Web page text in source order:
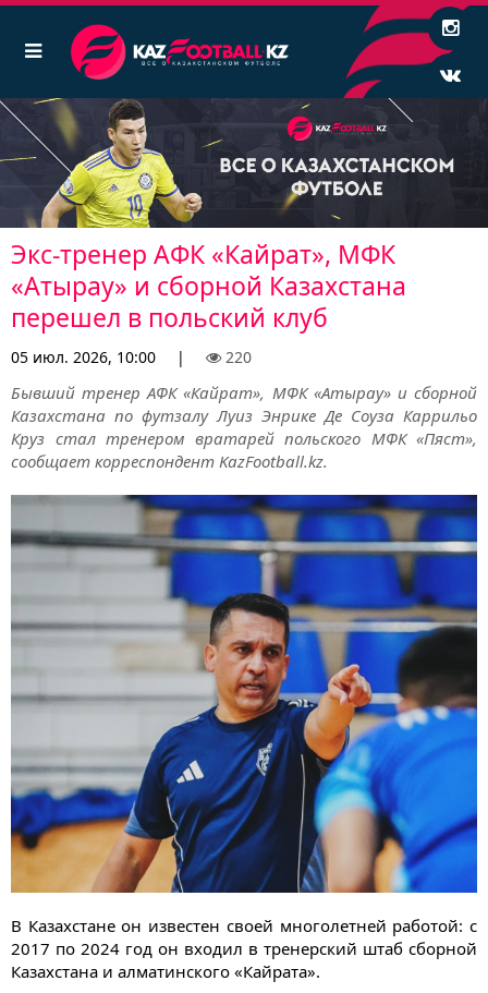
Экс-тренер АФК «Кайрат», МФК
«Атырау» и сборной Казахстана
перешел в польский клуб
05 июл. 2026, 10:00 | 220
Бывший тренер АФК «Кайрат», МФК «Атырау» и сборной
Казахстана по футзалу Луиз Энрике Де Соуза Каррильо
Круз стал тренером вратарей польского МФК «Пяст»,
сообщает корреспондент KazFootball.kz.
В Казахстане он известен своей многолетней работой: с
2017 по 2024 год он входил в тренерский штаб сборной
Казахстана и алматинского «Кайрата».